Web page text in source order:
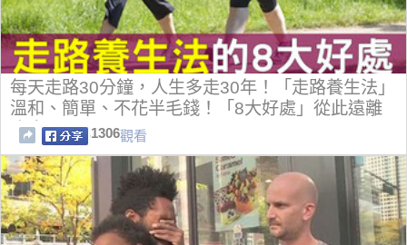
每天走路30分鐘，人生多走30年！「走路養生法」
溫和、簡單、不花半毛錢！「8大好處」從此遠離
病痛。
1306觀看